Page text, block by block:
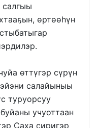
салгыы
өртөөһүн
өттүгэр сүрүн
салайыныы
туруорсуу
учуоттаан
Саха сиригэр